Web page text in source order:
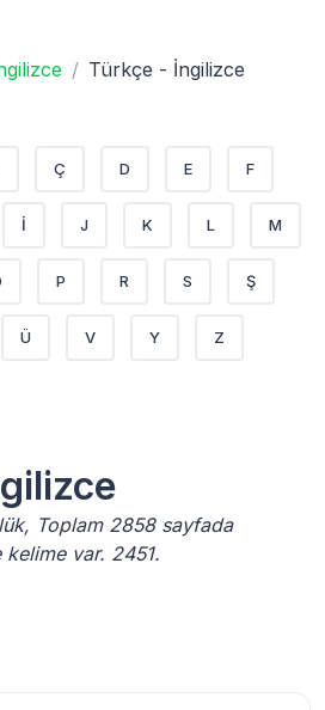
Türkçe - İngilizce
Ç D E F
İ J K L M
P R S Ş
Ü V Y Z
Toplam 2858 sayfada
kelime var. 2451.